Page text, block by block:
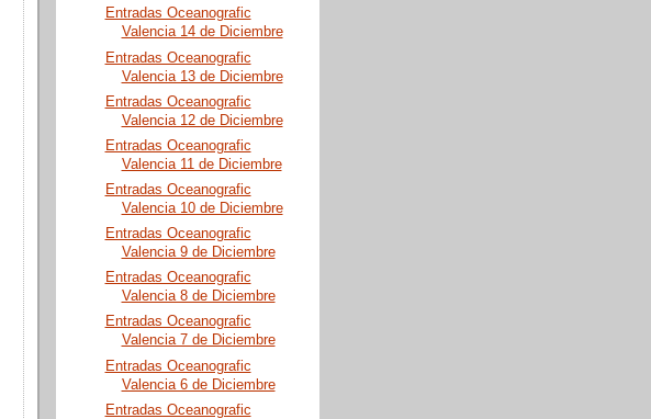
Entradas Oceanografic
Valencia 14 de Diciembre
Entradas Oceanografic
Valencia 13 de Diciembre
Entradas Oceanografic
Valencia 12 de Diciembre
Entradas Oceanografic
Valencia 11 de Diciembre
Entradas Oceanografic
Valencia 10 de Diciembre
Entradas Oceanografic
Valencia 9 de Diciembre
Entradas Oceanografic
Valencia 8 de Diciembre
Entradas Oceanografic
Valencia 7 de Diciembre
Entradas Oceanografic
Valencia 6 de Diciembre
Entradas Oceanografic